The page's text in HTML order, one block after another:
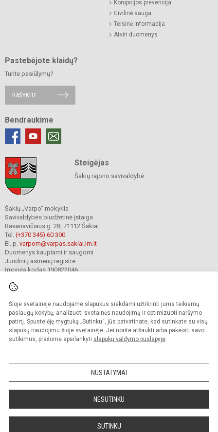
Šioje svetainėje naudojame slapukus siekdami užtikrinti jums teikiamų
paslaugų kokybę, analizuoti svetainės naudojimą ir optimizuoti naršymo
patirtį. Spustelėję mygtuką „Sutinku“, jūs patvirtinate, kad sutinkate su visų
slapukų naudojimu šioje svetainėje. Jei norite atšaukti arba pakeisti savo
sutikimus, prašome apsilankyti slapukų valdymo puslapyje.
NUSTATYMAI
NESUTINKU
SUTINKU
Korupcijos prevencija
Civilinė sauga
Teisinė informacija
Atviri duomenys
Pastebėjote klaidų?
Turite pasiūlymų?
RAŠYKITE
Bendraukime
Steigėjas
Šakių rajono savivaldybė
Šakių „Varpo“ mokykla
Savivaldybės biudžetinė įstaiga
Basanavičiaus g. 28, 71112 Šakiai
Tel. (+370 345) 60 300
El. p. varpom@varpas.sakiai.lm.lt
Duomenys kaupiami ir saugomi
Juridinių asmenų registre
Įmonės kodas 190822046
© 2023. Šakių „Varpo“ mokykla. Visos teisės saugomos.
Kopijuoti turinį be raštiško mokyklos sutikimo griežtai draudžiama.
Prieinamumo paraiška Slapukų politika Privatumo politika
Sumanus būdas atnaujinti